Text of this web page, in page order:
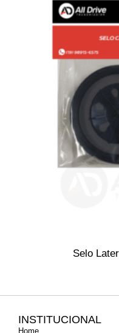
Selo
INSTITUCIONAL
Home